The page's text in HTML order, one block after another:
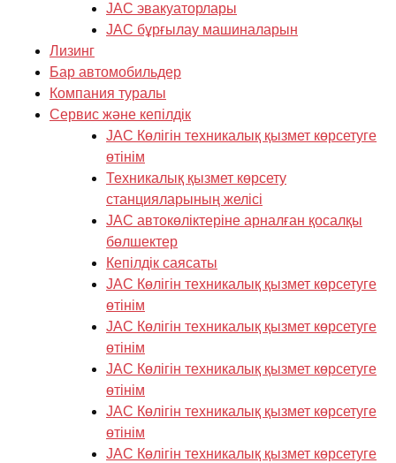
JAC эвакуаторлары
JAC бұрғылау машиналарын
Лизинг
Бар автомобильдер
Компания туралы
Cервис және кепілдік
JAC Көлігін техникалық қызмет көрсетуге
өтінім
Техникалық қызмет көрсету
станцияларының желісі
JAC автокөліктеріне арналған қосалқы
бөлшектер
Кепілдік саясаты
JAC Көлігін техникалық қызмет көрсетуге
өтінім
JAC Көлігін техникалық қызмет көрсетуге
өтінім
JAC Көлігін техникалық қызмет көрсетуге
өтінім
JAC Көлігін техникалық қызмет көрсетуге
өтінім
JAC Көлігін техникалық қызмет көрсетуге